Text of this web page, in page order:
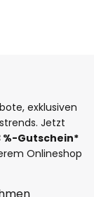
exklusiven
Jetzt
%-Gutschein*
Onlineshop